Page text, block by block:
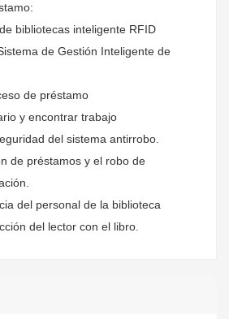
bibliotecas inteligente RFID
de Gestión Inteligente de
de préstamo
y encontrar trabajo
del sistema antirrobo.
de préstamos y el robo de
del personal de la biblioteca
del lector con el libro.